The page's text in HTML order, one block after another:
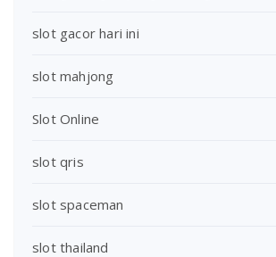
slot gacor hari ini
slot mahjong
Slot Online
slot qris
slot spaceman
slot thailand